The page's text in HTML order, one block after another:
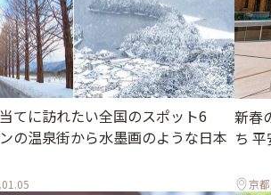
てに訪れたい全国のスポット6
の温泉街から水墨画のような日本
新春
ち 平
京